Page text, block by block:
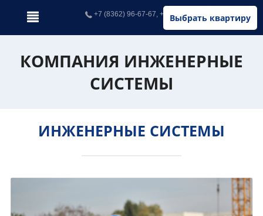
Выбрать квартиру
+7 (8362) 96-67-67, +7 (902) 326-67-67
КОМПАНИЯ ИНЖЕНЕРНЫЕ
СИСТЕМЫ
ИНЖЕНЕРНЫЕ СИСТЕМЫ